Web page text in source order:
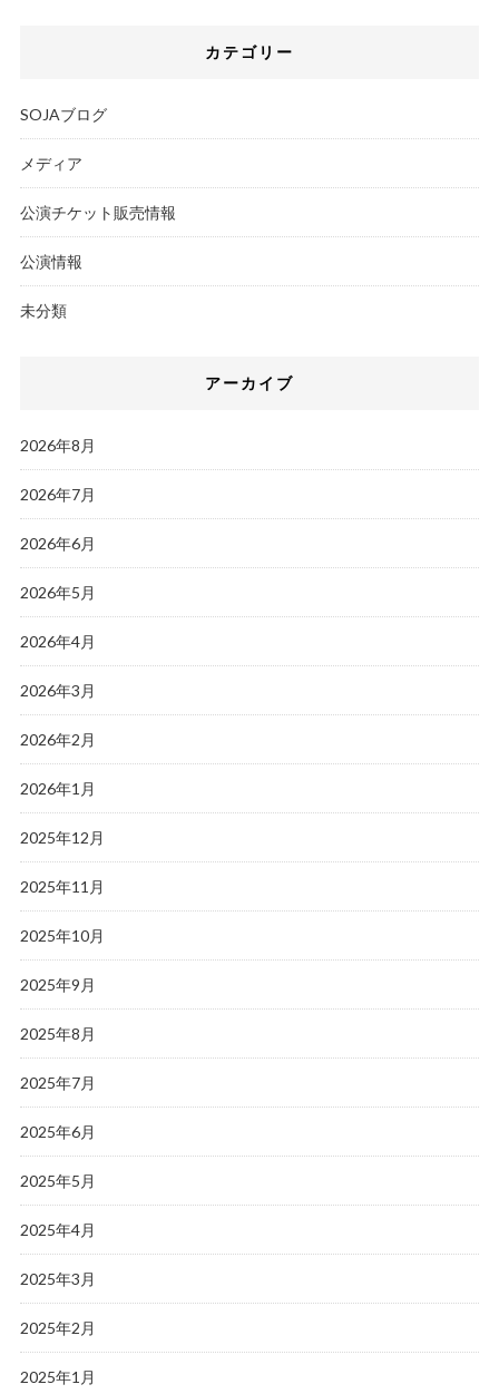
カテゴリー
SOJAブログ
メディア
公演チケット販売情報
公演情報
未分類
アーカイブ
2026年8月
2026年7月
2026年6月
2026年5月
2026年4月
2026年3月
2026年2月
2026年1月
2025年12月
2025年11月
2025年10月
2025年9月
2025年8月
2025年7月
2025年6月
2025年5月
2025年4月
2025年3月
2025年2月
2025年1月